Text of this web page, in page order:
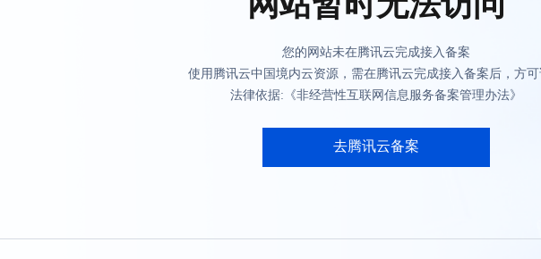
您的网站未在腾讯云完成接入备案
使用腾讯云中国境内云资源，需在腾讯云完成接入备案后，方
法律依据:《非经营性互联网信息服务备案管理办法》
去腾讯云备案